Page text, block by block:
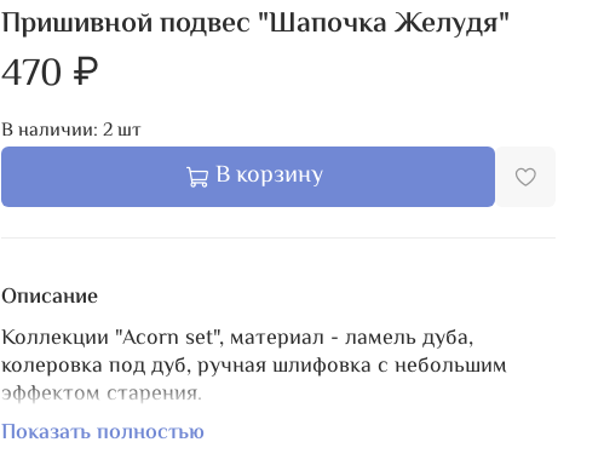
Пришивной подвес "Шапочка Желудя"
470 ₽
В наличии: 2шт
В корзину
Описание
Коллекции "Acorn set", материал - ламель дуба,
колеровка под дуб, ручная шлифовка с небольшим
эффектом старения.
Позволяет пришить вышивку шириной до 12 см.
Общий размер ~12,5х6,7 см.
Показать полностью